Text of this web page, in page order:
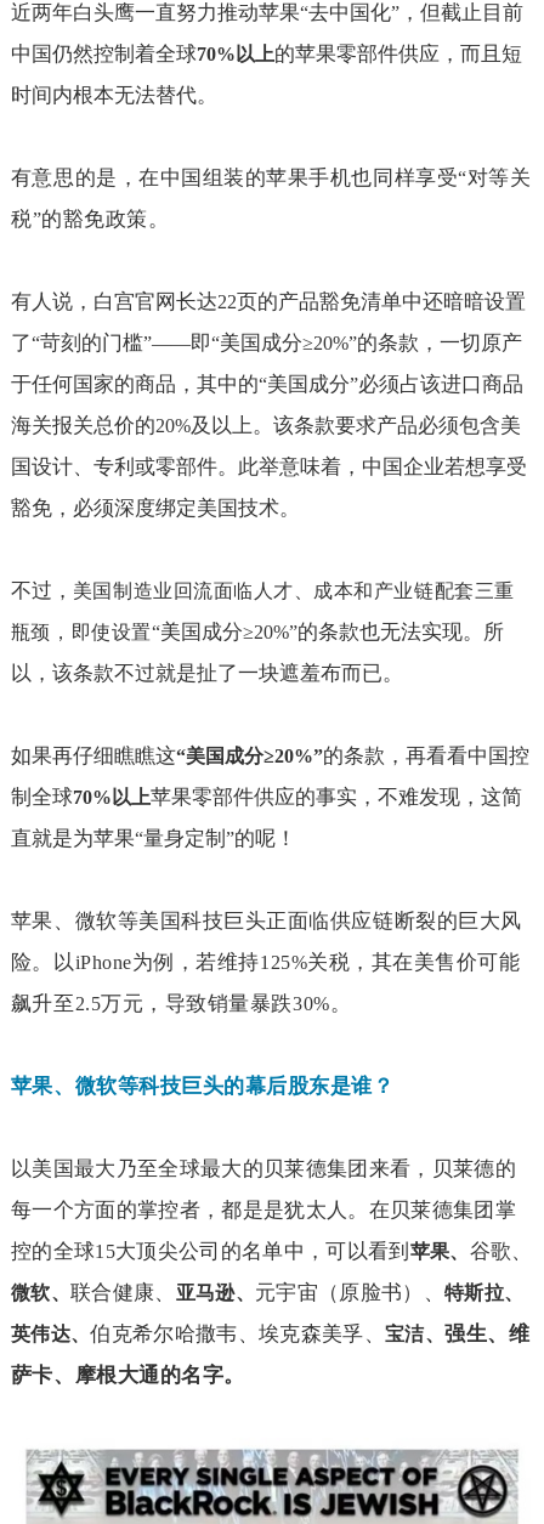
近两年白头鹰一直努力推动苹果“去中国化”，但截止目前
中国仍然控制着全球70% 以上的苹果零部件供应，而且短
时间内根本无法替代。
有意思的是，在中国组装的苹果手机也同样享受“对等关
税”的豁免政策。
有人说，白宫官网长达22页的产品豁免清单中还暗暗设置
了“苛刻的门槛”——即“美国成分≥20%”的条款，一切原产
于任何国家的商品，其中的“美国成分”必须占该进口商品
海关报关总价的20%及以上。该条款要求产品必须包含美
国设计、专利或零部件。此举意味着，中国企业若想享受
豁免，必须深度绑定美国技术。
不过， 美国制造业回流面临人才、成本和产业链配套三重
瓶颈，即使设置“美国成分≥20%”的条款也无法实现。所
以，该条款不过就是扯了一块遮羞布而已。
如果再仔细瞧瞧这“美国成分≥20%”的条款，再看看中国控
制全球70% 以上苹果零部件供应的事实，不难发现，这简
直就是为苹果“量身定制 ”的呢！
苹果、微软等美国科技巨头正面临供应链断裂的巨大风
险。以iPhone为例，若维持125%关税，其在美售价可能
飙升至2.5万元，导致销量暴跌30%。
苹果、微软等科技巨头的幕后股东是谁？
以美国最大乃至全球最大的贝莱德集团来看，贝莱德的
每一个方面的掌控者，都是是犹太人。在贝莱德集团掌
控的全球15大顶尖公司的名单中，可以看到 苹果、 谷歌、
微软、 联合健康、 亚马逊、 元宇宙（原脸书）、 特斯拉、
英伟达、伯克希尔哈撒韦、埃克森美孚、 宝洁、 强生、维
萨卡、摩根大通的名字。